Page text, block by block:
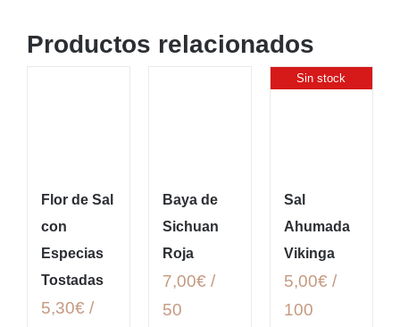
Productos relacionados
Flor de Sal
con
Especias
Tostadas
5,30€ /
Baya de
Sichuan
Roja
7,00€ /
50
Sin stock
Sal
Ahumada
Vikinga
5,00€ /
100